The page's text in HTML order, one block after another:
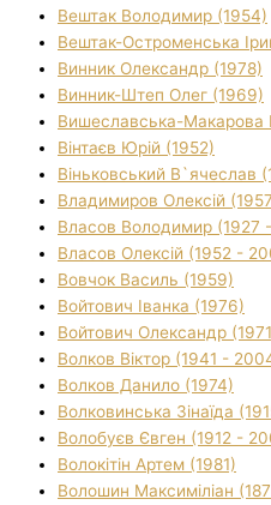
Вештак Володимир (1954)
Вештак-Остроменська
Винник Олександр (1978)
Винник-Штеп Олег (1969)
Вишеславська-Макарова
Вінтаєв Юрій (1952)
Віньковський В`ячеслав
Владимиров Олексій
Власов Володимир (1927
Власов Олексій (1952 -
Вовчок Василь (1959)
Войтович Іванка (1976)
Войтович Олександр
Волков Віктор (1941 -
Волков Данило (1974)
Волковинська Зінаїда
Волобуєв Євген (1912 -
Волокітін Артем (1981)
Волошин Максиміліан